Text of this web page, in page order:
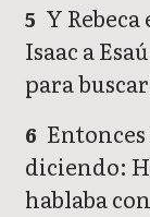
5 Y
Isaac a
para
6 Entonces
diciendo:
hablaba